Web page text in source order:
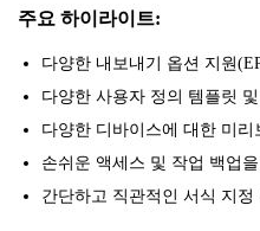
주요 하이라이트:
다양한 내보내기 옵션 지원
다양한 사용자 정의 템플릿
다양한 디바이스에 대한 미리
손쉬운 액세스 및 작업 백업
간단하고 직관적인 서식 지정